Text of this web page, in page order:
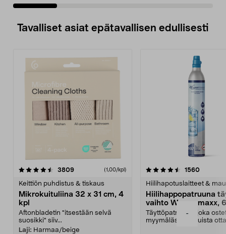
-
Tavalliset asiat epätavallisen edullisesti
3809arvostelut (1,00/kpl)
Keittiön puhdistus & tiskaus
Mikrokuituliina 32 x 31 cm, 4
kpl
Aftonbladetin "itsestään selvä
suosikki" siiv...
Laji: Harmaa/beige
4.5viidestä
1560
Hiilihapotuslaitteet &
Hiilihappopatruuna
vaihto Wassermaxx,
Täyttöpatruuna, joka
myymälästä – muista
4.5viidestä